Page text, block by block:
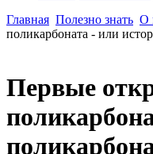
Главная Полезно знать О
поликарбоната - или
Первые